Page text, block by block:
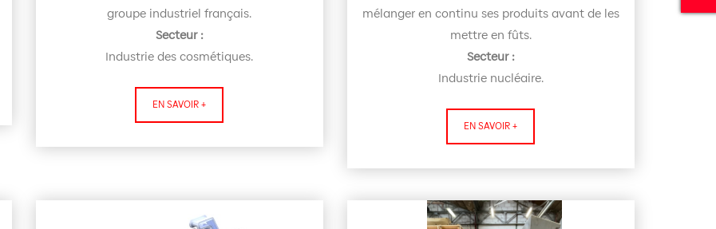
groupe industriel français.
Secteur :
Industrie des cosmétiques.
EN SAVOIR +
mélanger en continu ses produits avant de les
mettre en fûts.
Secteur :
Industrie nucléaire.
EN SAVOIR +